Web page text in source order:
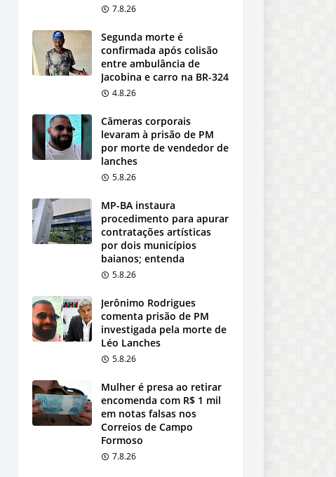
7.8.26
Segunda morte é
confirmada após colisão
entre ambulância de
Jacobina e carro na BR-324
4.8.26
Câmeras corporais
levaram à prisão de PM
por morte de vendedor de
lanches
5.8.26
MP-BA instaura
procedimento para apurar
contratações artísticas
por dois municípios
baianos; entenda
5.8.26
Jerônimo Rodrigues
comenta prisão de PM
investigada pela morte de
Léo Lanches
5.8.26
Mulher é presa ao retirar
encomenda com R$ 1 mil
em notas falsas nos
Correios de Campo
Formoso
7.8.26